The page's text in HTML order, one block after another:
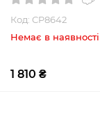
Код: CP8642
Немає в наявності
1 810 ₴